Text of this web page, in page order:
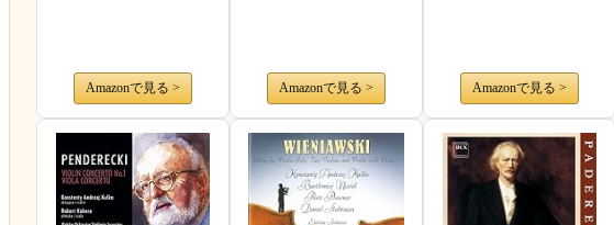
Amazonで見る > Amazonで見る > Amazonで見る >